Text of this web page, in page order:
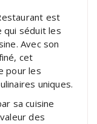
est
qui séduit les
Avec son
cet
pour les
uniques.
sa cuisine
des